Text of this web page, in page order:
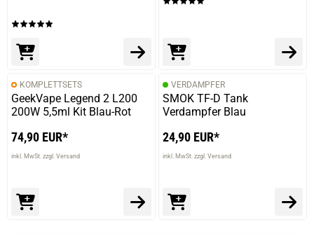
KOMPLETTSETS
GeekVape Legend 2 L200
200W 5,5ml Kit Blau-Rot
74,90 EUR*
inkl. MwSt. zzgl. Versand
VERDAMPFER
SMOK TF-D Tank
Verdampfer Blau
24,90 EUR*
inkl. MwSt. zzgl. Versand